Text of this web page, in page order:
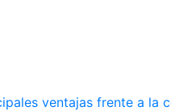
ventajas frente a la